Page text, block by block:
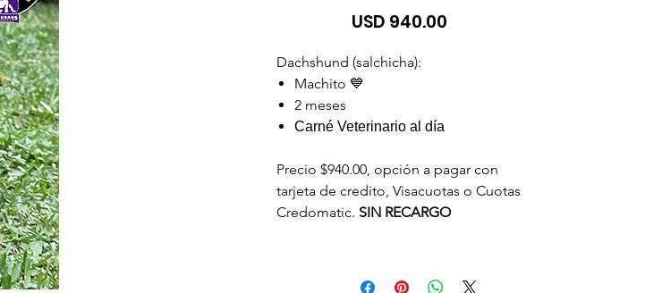
USD 940.00
Dachshund (salchicha):
Machito 💙
2 meses
Carné Veterinario al día
Precio $940.00, opción a pagar con
tarjeta de credito, Visacuotas o Cuotas
Credomatic. SIN RECARGO